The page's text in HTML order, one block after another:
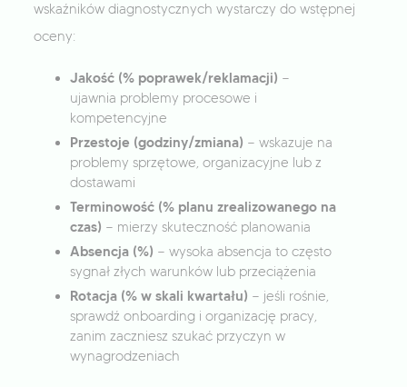
wskaźników diagnostycznych wystarczy do wstępnej
oceny:
Jakość (% poprawek/reklamacji) —
ujawnia problemy procesowe i
kompetencyjne
Przestoje (godziny/zmiana) — wskazuje na
problemy sprzętowe, organizacyjne lub z
dostawami
Terminowość (% planu zrealizowanego na
czas) — mierzy skuteczność planowania
Absencja (%) — wysoka absencja to często
sygnał złych warunków lub przeciążenia
Rotacja (% w skali kwartału) — jeśli rośnie,
sprawdź onboarding i organizację pracy,
zanim zaczniesz szukać przyczyn w
wynagrodzeniach